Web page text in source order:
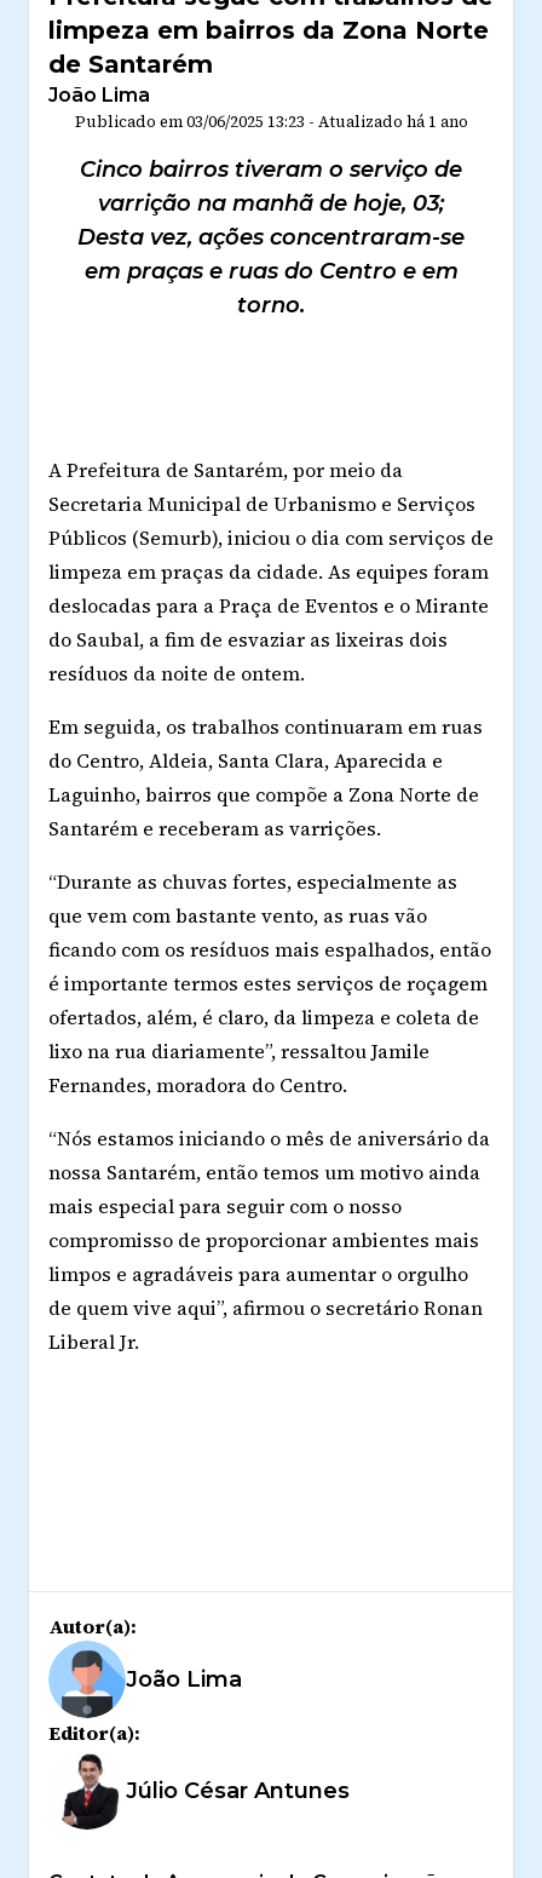
limpeza em bairros da Zona Norte
de Santarém
João Lima
Publicado em03/06/2025 13:23 - Atualizado há 1 ano
Cinco bairros tiveram o serviço de
varrição na manhã de hoje, 03;
Desta vez, ações concentraram-se
em praças e ruas do Centro e em
torno.
A Prefeitura de Santarém, por meio da
Secretaria Municipal de Urbanismo e Serviços
Públicos (Semurb), iniciou o dia com serviços de
limpeza em praças da cidade. As equipes foram
deslocadas para a Praça de Eventos e o Mirante
do Saubal, a fim de esvaziar as lixeiras dois
resíduos da noite de ontem.
Em seguida, os trabalhos continuaram em ruas
do Centro, Aldeia, Santa Clara, Aparecida e
Laguinho, bairros que compõe a Zona Norte de
Santarém e receberam as varrições.
“Durante as chuvas fortes, especialmente as
que vem com bastante vento, as ruas vão
ficando com os resíduos mais espalhados, então
é importante termos estes serviços de roçagem
ofertados, além, é claro, da limpeza e coleta de
lixo na rua diariamente”, ressaltou Jamile
Fernandes, moradora do Centro.
“Nós estamos iniciando o mês de aniversário da
nossa Santarém, então temos um motivo ainda
mais especial para seguir com o nosso
compromisso de proporcionar ambientes mais
limpos e agradáveis para aumentar o orgulho
de quem vive aqui”, afirmou o secretário Ronan
Liberal Jr.
Autor(a):
João Lima
Editor(a):
Júlio César Antunes